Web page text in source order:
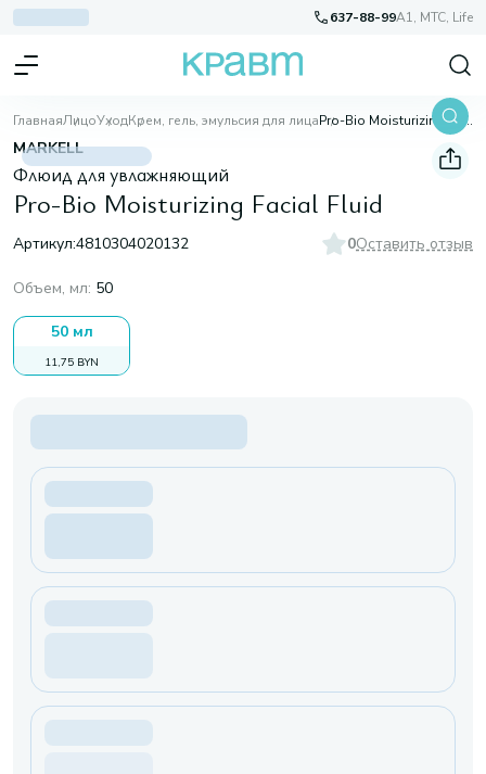
637-88-99A1, МТС, Life
ГлавнаяЛицоУходКрем, гель, эмульсия для лица Pro-Bio Moisturizing Facial Fluid
MARKELL
Флюид для увлажняющий
Pro-Bio Moisturizing Facial Fluid
Артикул:4810304020132 0Оставить отзыв
Объем, мл: 50
50 мл
11,75 BYN